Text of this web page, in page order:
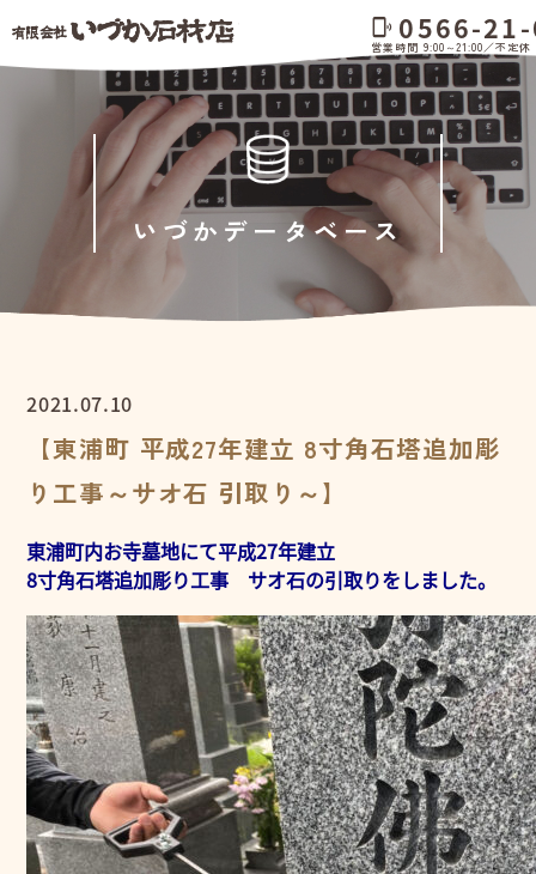
いづかデータベース
2021.07.10
【東浦町 平成27年建立 8寸角石塔追加彫
り工事～サオ石 引取り～】
東浦町内お寺墓地にて平成27年建立
8寸角石塔追加彫り工事 サオ石の引取りをしました。
phonelink_ring 0566-
営業時間 9:00～21:00／不定休